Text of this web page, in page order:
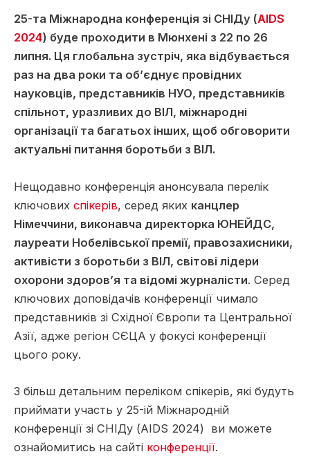
25-та Міжнародна конференція зі СНІДу (AIDS
2024) буде проходити в Мюнхені з 22 по 26
липня. Ця глобальна зустріч, яка відбувається
раз на два роки та об’єднує провідних
науковців, представників НУО, представників
спільнот, уразливих до ВІЛ, міжнародні
організації та багатьох інших, щоб обговорити
актуальні питання боротьби з ВІЛ.
Нещодавно конференція анонсувала перелік
ключових спікерів, серед яких канцлер
Німеччини, виконавча директорка ЮНЕЙДС,
лауреати Нобелівської премії, правозахисники,
активісти з боротьби з ВІЛ, світові лідери
охорони здоров’я та відомі журналісти. Серед
ключових доповідачів конференції чимало
представників зі Східної Європи та Центральної
Азії, адже регіон СЄЦА у фокусі конференції
цього року.
З більш детальним переліком спікерів, які будуть
приймати участь у 25-ій Міжнародній
конференції зі СНІДу (AIDS 2024) ви можете
ознайомитись на сайті конференції.